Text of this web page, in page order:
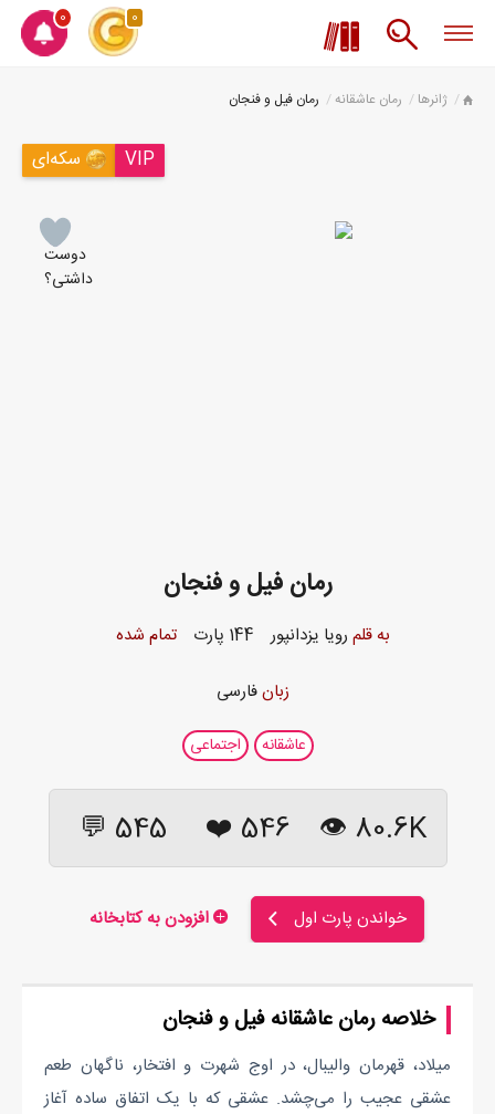
0 0
ژانرها رمان عاشقانه رمان فیل و فنجان
سکه‌ای VIP
دوست
داشتی؟
رمان فیل و فنجان
به قلم رویا یزدانپور 144 پارت تمام شده
زبانفارسی
عاشقانه اجتماعی
80.6K 👁
546
❤️
545 💬
خواندن پارت اول افزودن به کتابخانه
خلاصه رمان عاشقانه فیل و فنجان
میلاد، قهرمان والیبال، در اوج شهرت و افتخار، ناگهان طعم
عشقی عجیب را می‌چشد. عشقی که با یک اتفاق ساده آغاز